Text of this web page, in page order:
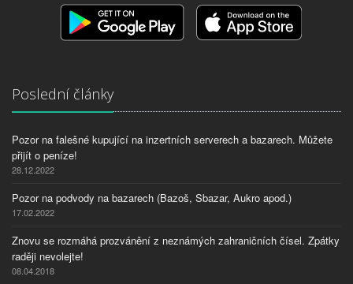
Poslední články
Pozor na falešné kupující na inzertních serverech a bazarech. Můžete
přijít o peníze!
28.12.2022
Pozor na podvody na bazarech (Bazoš, Sbazar, Aukro apod.)
17.02.2022
Znovu se rozmáhá prozvánění z neznámých zahraničních čísel. Zpátky
raději nevolejte!
08.04.2018